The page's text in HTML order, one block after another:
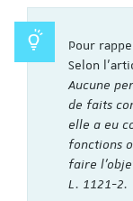
Pour
Selon
Aucune
de faits
elle a eu
fonctions
faire
L. 1121-2.